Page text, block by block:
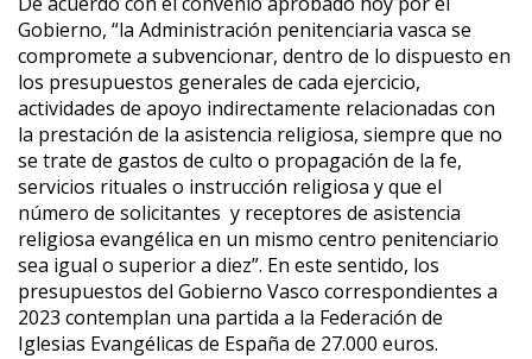
Gobierno, “la Administración penitenciaria vasca se
compromete a subvencionar, dentro de lo dispuesto en
los presupuestos generales de cada ejercicio,
actividades de apoyo indirectamente relacionadas con
la prestación de la asistencia religiosa, siempre que no
se trate de gastos de culto o propagación de la fe,
servicios rituales o instrucción religiosa y que el
número de solicitantes y receptores de asistencia
religiosa evangélica en un mismo centro penitenciario
sea igual o superior a diez”. En este sentido, los
presupuestos del Gobierno Vasco correspondientes a
2023 contemplan una partida a la Federación de
Iglesias Evangélicas de España de 27.000 euros.